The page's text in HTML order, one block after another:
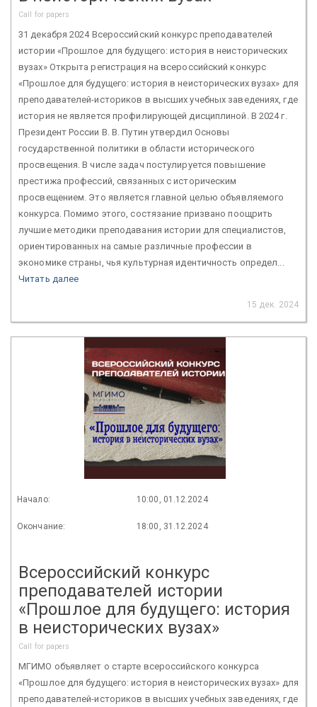
Call for papers
31 декабря 2024 Всероссийский конкурс преподавателей
истории «Прошлое для будущего: история в неисторических
вузах» Открыта регистрация на всероссийский конкурс
«Прошлое для будущего: история в неисторических вузах» для
преподавателей-историков в высших учебных заведениях, где
история не является профилирующей дисциплиной. В 2024 г.
Президент России В. В. Путин утвердил Основы
государственной политики в области исторического
просвещения. В числе задач постулируется повышение
престижа профессий, связанных с историческим
просвещением. Это является главной целью объявляемого
конкурса. Помимо этого, состязание призвано поощрить
лучшие методики преподавания истории для специалистов,
ориентированных на самые различные профессии в
экономике страны, чья культурная идентичность определ...
Читать далее
15 дек. 2024
Начало: 10:00, 01.12.2024
Окончание: 18:00, 31.12.2024
Всероссийский конкурс
преподавателей истории
«Прошлое для будущего: история
в неисторических вузах»
Call for papers
МГИМО объявляет о старте всероссийского конкурса
«Прошлое для будущего: история в неисторических вузах» для
преподавателей-историков в высших учебных заведениях, где